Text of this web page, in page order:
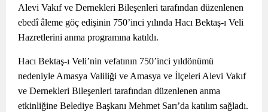
Alevi Vakıf ve Dernekleri Bileşenleri tarafından düzenlenen
ebedî âleme göç edişinin 750’inci yılında Hacı Bektaş-ı Veli
Hazretlerini anma programına katıldı.
Hacı Bektaş-ı Veli’nin vefatının 750’inci yıldönümü
nedeniyle Amasya Valiliği ve Amasya ve İlçeleri Alevi Vakıf
ve Dernekleri Bileşenleri tarafından düzenlenen anma
etkinliğine Belediye Başkanı Mehmet Sarı’da katılım sağladı.